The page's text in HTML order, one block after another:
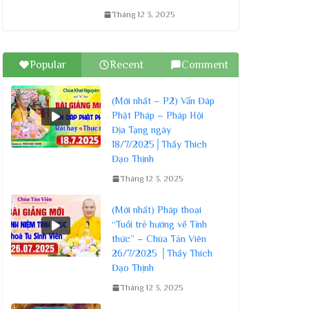
Tháng 12 3, 2025
Popular Recent Comment
(Mới nhất – P2) Vấn Đáp
Phật Pháp – Pháp Hội
Địa Tạng ngày
18/7/2025│Thầy Thích
Đạo Thịnh
Tháng 12 3, 2025
(Mới nhất) Pháp thoại
“Tuổi trẻ hướng về Tỉnh
thức” – Chùa Tản Viên
26/7/2025 │Thầy Thích
Đạo Thịnh
Tháng 12 3, 2025